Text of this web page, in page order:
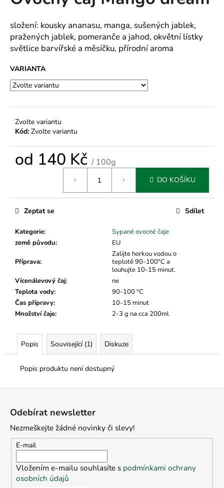
5
hvězdiček.
složení: kousky ananasu, manga, sušených jablek,
pražených jablek, pomeranče a jahod, okvětní lístky
světlice barvířské a měsíčku, přírodní aroma
VARIANTA
Zvolte variantu
Kód: Zvolte variantu
od 140 Kč / 100g
DO KOŠÍKU
Kategorie:
Sypané ovocné čaje
země původu: EU
Příprava:
Zalijte horkou vodou o
teplotě 90-100°C a
louhujte 10-15 minut.
Vícenálevový čaj:
ne
Teplota vody:
90-100 °C
Čas přípravy:
10-15 minut
Množství čaje: 2-3 g na cca 200ml
Zeptat se Sdílet
Popis Související (1) Diskuze
Popis produktu není dostupný
j
í
t
?
D
u
u
e
Odebírat newsletter
Nezmeškejte žádné novinky či slevy!
E-mail
Vložením e-mailu souhlasíte s podmínkami ochrany
osobních údajů